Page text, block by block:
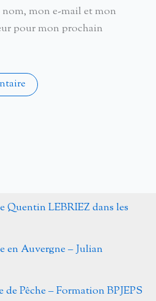
mon e-mail et mon
pour mon prochain
Quentin LEBRIEZ dans les
en Auvergne – Julian
Pêche – Formation BPJEPS